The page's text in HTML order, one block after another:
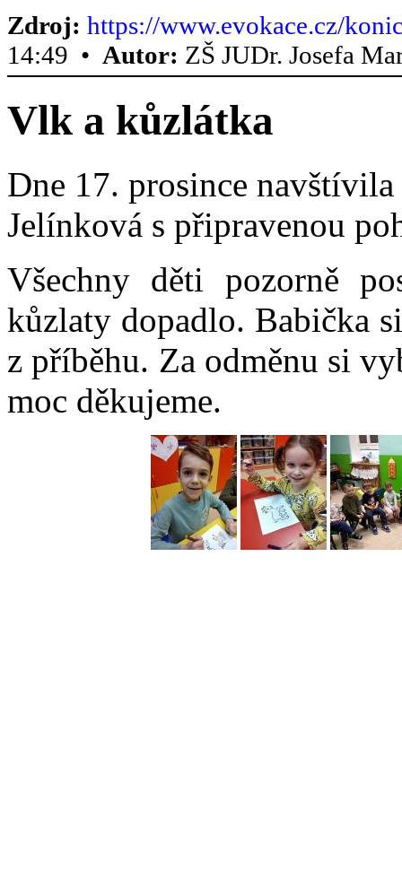
Zdroj: https://www.evokace.cz/
14:49 • Autor: ZŠ JUDr. Josefa
Vlk a kůzlátka
Dne 17. prosince
Jelínková s připravenou
Všechny děti pozorně
kůzlaty dopadlo. Babička
z příběhu. Za odměnu si
moc děkujeme.